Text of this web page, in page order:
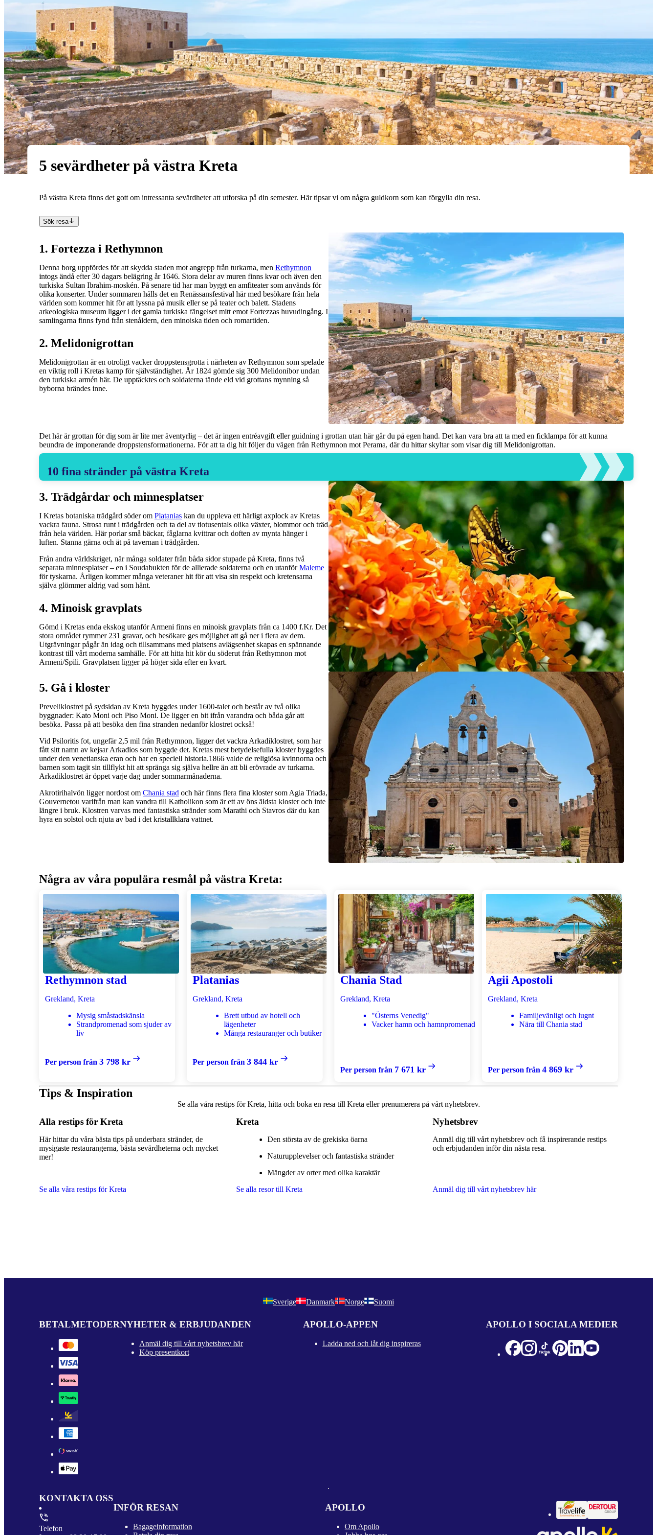
5 sevärdheter på västra Kreta
På västra Kreta finns det gott om intressanta sevärdheter att utforska på din semester. Här tipsar vi om några guldkorn som kan förgylla din resa.
Sök resa
1. Fortezza i Rethymnon
Denna borg uppfördes för att skydda staden mot angrepp från turkarna, men Rethymnon
intogs ändå efter 30 dagars belägring år 1646. Stora delar av muren finns kvar och även den
turkiska Sultan Ibrahim-moskén. På senare tid har man byggt en amfiteater som används för
olika konserter. Under sommaren hålls det en Renässansfestival här med besökare från hela
världen som kommer hit för att lyssna på musik eller se på teater och balett. Stadens
arkeologiska museum ligger i det gamla turkiska fängelset mitt emot Fortezzas huvudingång. I
samlingarna finns fynd från stenåldern, den minoiska tiden och romartiden.
2. Melidonigrottan
Melidonigrottan är en otroligt vacker droppstensgrotta i närheten av Rethymnon som spelade
en viktig roll i Kretas kamp för självständighet. År 1824 gömde sig 300 Melidonibor undan
den turkiska armén här. De upptäcktes och soldaterna tände eld vid grottans mynning så
byborna brändes inne.
Det här är grottan för dig som är lite mer äventyrlig – det är ingen entréavgift eller guidning i grottan utan här går du på egen hand. Det kan vara bra att ta med en ficklampa för att kunna
beundra de imponerande droppstensformationerna. För att ta dig hit följer du vägen från Rethymnon mot Perama, där du hittar skyltar som visar dig till Melidonigrottan.
10 fina stränder på västra Kreta
3. Trädgårdar och minnesplatser
I Kretas botaniska trädgård söder om Platanias kan du uppleva ett härligt axplock av Kretas
vackra fauna. Strosa runt i trädgården och ta del av tiotusentals olika växter, blommor och träd
från hela världen. Här porlar små bäckar, fåglarna kvittrar och doften av mynta hänger i
luften. Stanna gärna och ät på tavernan i trädgården.
Från andra världskriget, när många soldater från båda sidor stupade på Kreta, finns två
separata minnesplatser – en i Soudabukten för de allierade soldaterna och en utanförMaleme
för tyskarna. Årligen kommer många veteraner hit för att visa sin respekt och kretensarna
själva glömmer aldrig vad som hänt.
4. Minoisk gravplats
Gömd i Kretas enda ekskog utanför Armeni finns en minoisk gravplats från ca 1400 f.Kr. Det
stora området rymmer 231 gravar, och besökare ges möjlighet att gå ner i flera av dem.
Utgrävningar pågår än idag och tillsammans med platsens avlägsenhet skapas en spännande
kontrast till vårt moderna samhälle. För att hitta hit kör du söderut från Rethymnon mot
Armeni/Spili. Gravplatsen ligger på höger sida efter en kvart.
5. Gå i kloster
Preveliklostret på sydsidan av Kreta byggdes under 1600-talet och består av två olika
byggnader: Kato Moni och Piso Moni. De ligger en bit ifrån varandra och båda går att
besöka. Passa på att besöka den fina stranden nedanför klostret också!
Vid Psiloritis fot, ungefär 2,5 mil från Rethymnon, ligger det vackra Arkadiklostret, som har
fått sitt namn av kejsar Arkadios som byggde det. Kretas mest betydelsefulla kloster byggdes
under den venetianska eran och har en speciell historia.1866 valde de religiösa kvinnorna och
barnen som tagit sin tillflykt hit att spränga sig själva hellre än att bli erövrade av turkarna.
Arkadiklostret är öppet varje dag under sommarmånaderna.
Akrotirihalvön ligger nordost om Chania stad och här finns flera fina kloster som Agia Triada,
Gouvernetou varifrån man kan vandra till Katholikon som är ett av öns äldsta kloster och inte
längre i bruk. Klostren varvas med fantastiska stränder som Marathi och Stavros där du kan
hyra en solstol och njuta av bad i det kristallklara vattnet.
Några av våra populära resmål på västra Kreta:
Rethymnon stad
Grekland, Kreta
Mysig småstadskänsla
Strandpromenad som sjuder av
liv
Per person från 3 798 kr
Platanias
Grekland, Kreta
Brett utbud av hotell och
lägenheter
Många restauranger och butiker
Per person från 3 844 kr
Chania Stad
Grekland, Kreta
"Österns Venedig"
Vacker hamn och hamnpromenad
Per person från 7 671 kr
Agii Apostoli
Grekland, Kreta
Familjevänligt och lugnt
Nära till Chania stad
Per person från 4 869 kr
Tips & Inspiration
Se alla våra restips för Kreta, hitta och boka en resa till Kreta eller prenumerera på vårt nyhetsbrev.
Alla restips för Kreta
Här hittar du våra bästa tips på underbara stränder, de
mysigaste restaurangerna, bästa sevärdheterna och mycket
mer!
Se alla våra restips för Kreta
Kreta
Den största av de grekiska öarna
Naturupplevelser och fantastiska stränder
Mängder av orter med olika karaktär
Se alla resor till Kreta
Nyhetsbrev
Anmäl dig till vårt nyhetsbrev och få inspirerande restips
och erbjudanden inför din nästa resa.
Anmäl dig till vårt nyhetsbrev här
Sverige Danmark Norge Suomi
BETALMETODERNYHETER & ERBJUDANDEN
Anmäl dig till vårt nyhetsbrev här
Köp presentkort
APOLLO-APPEN
Ladda ned och låt dig inspireras
APOLLO I SOCIALA MEDIER
KONTAKTA OSS
Telefon
INFÖR RESAN
Bagageinformation
APOLLO
Om Apollo